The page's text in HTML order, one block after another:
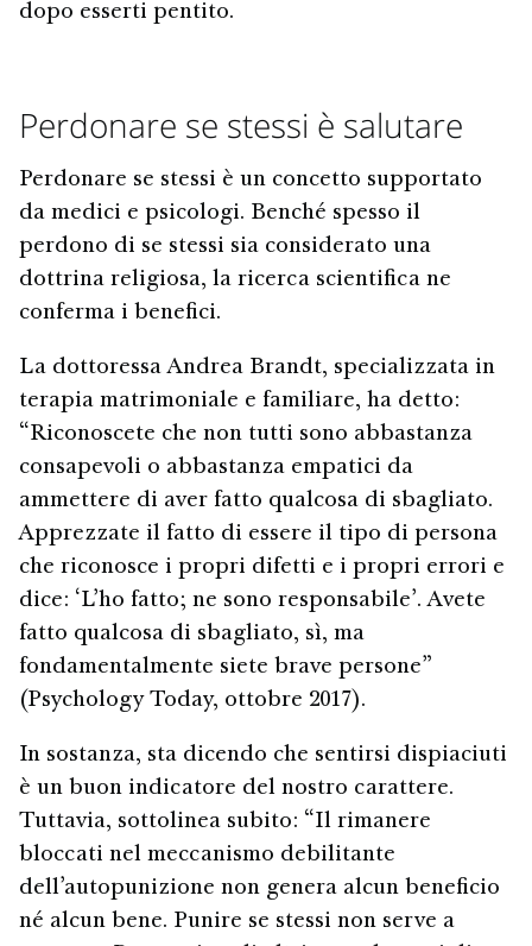
dopo esserti pentito.
Perdonare se stessi è salutare
Perdonare se stessi è un concetto supportato
da medici e psicologi. Benché spesso il
perdono di se stessi sia considerato una
dottrina religiosa, la ricerca scientifica ne
conferma i benefici.
La dottoressa Andrea Brandt, specializzata in
terapia matrimoniale e familiare, ha detto:
“Riconoscete che non tutti sono abbastanza
consapevoli o abbastanza empatici da
ammettere di aver fatto qualcosa di sbagliato.
Apprezzate il fatto di essere il tipo di persona
che riconosce i propri difetti e i propri errori e
dice: ‘L’ho fatto; ne sono responsabile’. Avete
fatto qualcosa di sbagliato, sì, ma
fondamentalmente siete brave persone”
(Psychology Today, ottobre 2017).
In sostanza, sta dicendo che sentirsi dispiaciuti
è un buon indicatore del nostro carattere.
Tuttavia, sottolinea subito: “Il rimanere
bloccati nel meccanismo debilitante
dell’autopunizione non genera alcun beneficio
né alcun bene. Punire se stessi non serve a